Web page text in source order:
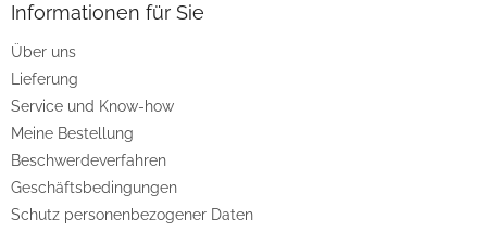
e
Informationen für Sie
Über uns
Lieferung
Service und Know-how
Meine Bestellung
Beschwerdeverfahren
Geschäftsbedingungen
Schutz personenbezogener Daten